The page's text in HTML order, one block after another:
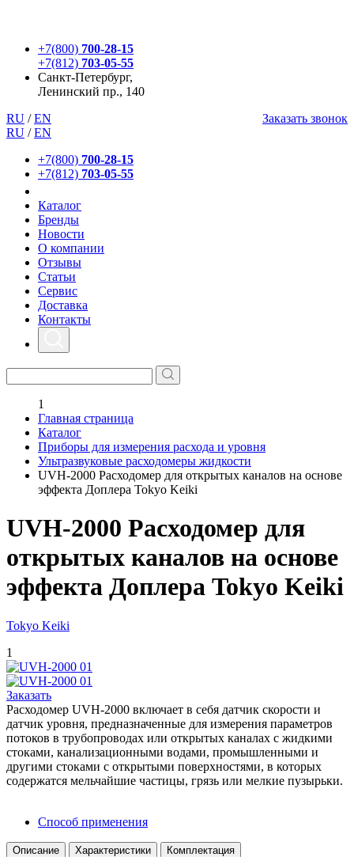
+7(800) 700-28-15
+7(812) 703-05-55
Санкт-Петербург,
Ленинский пр., 140
RU / EN
Заказать звонок
RU / EN
+7(800) 700-28-15
+7(812) 703-05-55
Каталог
Бренды
Новости
О компании
Отзывы
Статьи
Сервис
Доставка
Контакты
1
Главная страница
Каталог
Приборы для измерения расхода и уровня
Ультразвуковые расходомеры жидкости
UVH-2000 Расходомер для открытых каналов на основе
эффекта Доплера Tokyo Keiki
UVH-2000 Расходомер для
открытых каналов на основе
эффекта Доплера Tokyo Keiki
Tokyo Keiki
1
Заказать
Расходомер UVH-2000 включает в себя датчик скорости и
датчик уровня, предназначенные для измерения параметров
потоков в трубопроводах или открытых каналах с жидкими
стоками, канализационными водами, промышленными и
другими стоками с открытыми поверхностями, в которых
содержатся мельчайшие частицы, грязь или мелкие пузырьки.
Способ применения
Описание Характеристики Комплектация